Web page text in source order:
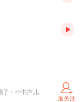
每月不定时上新新故事，请多多支持!圈子：小书声儿童乐园，发现更多有趣活动～
加关注